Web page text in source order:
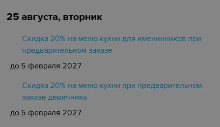
25 августа, вторник
Скидка 20% на меню кухни для именинников при
предварительном заказе
до 5 февраля 2027
Скидка 20% на меню кухни при предварительном
заказе девичника
до 5 февраля 2027